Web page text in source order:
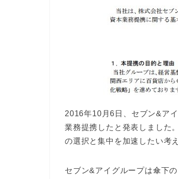
2016年10月6日、セブン&ア
業務提携したと発表しました
の選択と集中を加速したい考え
セブン&アイグループは傘下